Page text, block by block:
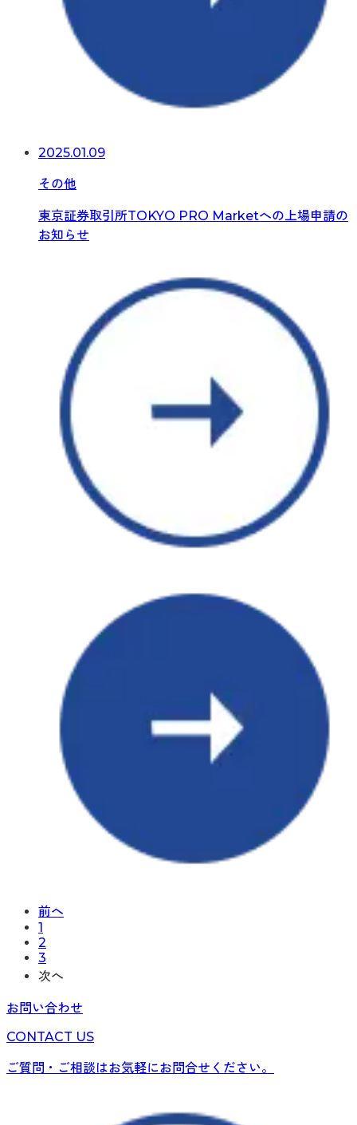
2025.01.09
その他
東京証券取引所TOKYO PRO Marketへの上場申請の
お知らせ
前へ
1
2
3
次へ
お問い合わせ
CONTACT US
ご質問・ご相談はお気軽にお問合せください。